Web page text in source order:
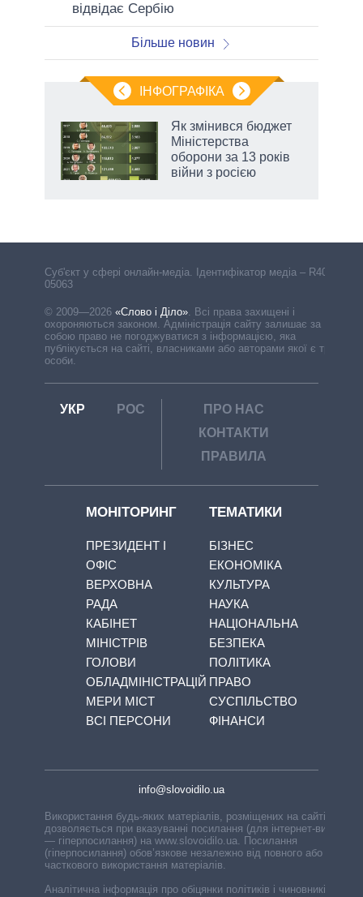
відвідає Сербію
Більше новин
ІНФОГРАФІКА
Як змінився бюджет
Міністерства
оборони за 13 років
війни з росією
Cуб'єкт у сфері онлайн-медіа. Ідентифікатор медіа – R40-
05063
© 2009—2026 «Слово і Діло». Всі права захищені і
охороняються законом. Адміністрація сайту залишає за
собою право не погоджуватися з інформацією, яка
публікується на сайті, власниками або авторами якої є треті
особи.
УКР РОС
ПРО НАС
КОНТАКТИ
ПРАВИЛА
МОНІТОРИНГ
ПРЕЗИДЕНТ І
ОФІС
ВЕРХОВНА
РАДА
КАБІНЕТ
МІНІСТРІВ
ГОЛОВИ
ОБЛАДМІНІСТРАЦІЙ
МЕРИ МІСТ
ВСІ ПЕРСОНИ
ТЕМАТИКИ
БІЗНЕС
ЕКОНОМІКА
КУЛЬТУРА
НАУКА
НАЦІОНАЛЬНА
БЕЗПЕКА
ПОЛІТИКА
ПРАВО
СУСПІЛЬСТВО
ФІНАНСИ
info@slovoidilo.ua
Використання будь-яких матеріалів, розміщених на сайті,
дозволяється при вказуванні посилання (для інтернет-видань
— гіперпосилання) на www.slovoidilo.ua. Посилання
(гіперпосилання) обов’язкове незалежно від повного або
часткового використання матеріалів.
Аналітична інформація про обіцянки політиків і чиновників,